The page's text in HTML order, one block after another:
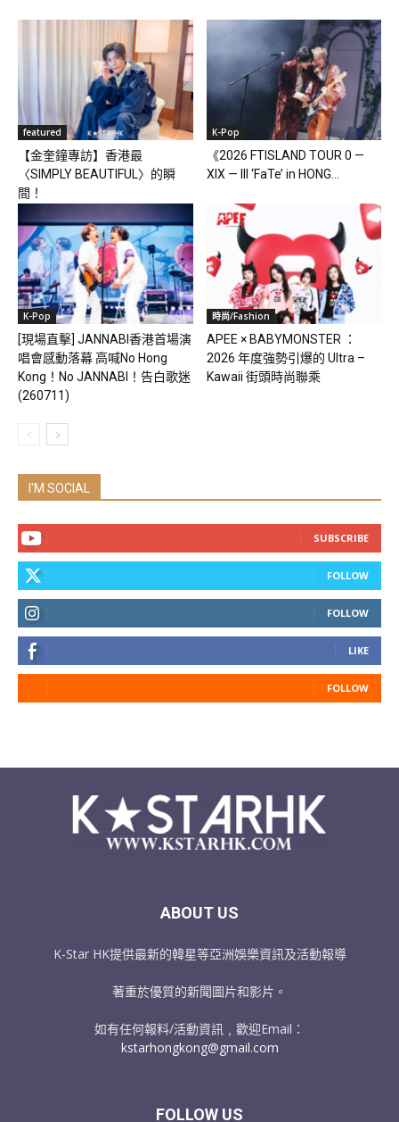
featured
【金奎鐘專訪】香港最
〈SIMPLY BEAUTIFUL〉的瞬
間！
K-Pop
《2026 FTISLAND TOUR 0 —
XIX — III ‘FaTe’ in HONG...
K-Pop
[現場直擊] JANNABI香港首場演
唱會感動落幕 高喊No Hong
Kong！No JANNABI！告白歌迷
(260711)
時尚/Fashion
APEE × BABYMONSTER ：
2026 年度強勢引爆的 Ultra –
Kawaii 街頭時尚聯乘
I'M SOCIAL
SUBSCRIBE
FOLLOW
FOLLOW
LIKE
FOLLOW
ABOUT US
K-Star HK提供最新的韓星等亞洲娛樂資訊及活動報導
著重於優質的新聞圖片和影片。
如有任何報料/活動資訊﹐歡迎Email：
kstarhongkong@gmail.com
FOLLOW US